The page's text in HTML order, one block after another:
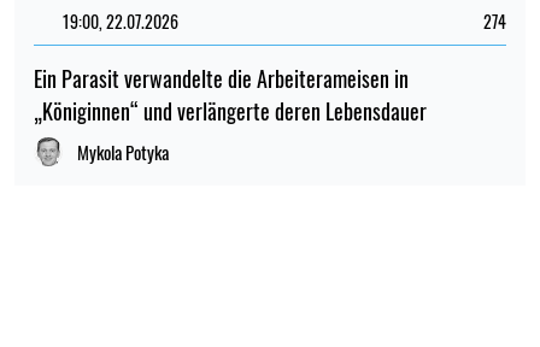
19:00, 22.07.2026 274
Ein Parasit verwandelte die Arbeiterameisen in
„Königinnen“ und verlängerte deren Lebensdauer
Mykola Potyka